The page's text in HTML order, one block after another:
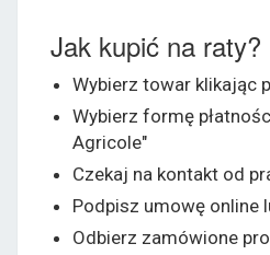
Jak kupić na raty?
Wybierz towar klikając
Wybierz formę
Agricole"
Czekaj na kontakt od
Podpisz umowę online
Odbierz zamówione